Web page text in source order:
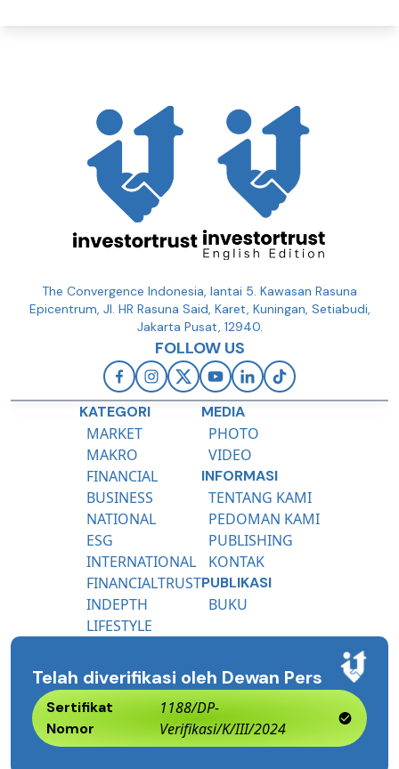
The Convergence Indonesia, lantai 5. Kawasan Rasuna
Epicentrum, Jl. HR Rasuna Said, Karet, Kuningan, Setiabudi,
Jakarta Pusat, 12940.
FOLLOW US
KATEGORI
MARKET
MAKRO
FINANCIAL
BUSINESS
NATIONAL
ESG
INTERNATIONAL
FINANCIALTRUST
INDEPTH
LIFESTYLE
MEDIA
PHOTO
VIDEO
INFORMASI
TENTANG KAMI
PEDOMAN KAMI
PUBLISHING
KONTAK
PUBLIKASI
BUKU
Telah diverifikasi oleh Dewan Pers
Sertifikat
Nomor
1188/DP-
Verifikasi/K/III/2024